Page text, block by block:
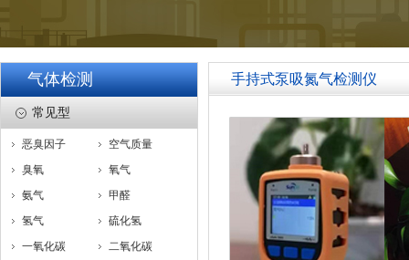
气体检测
常见型
恶臭因子
空气质量
臭氧
氧气
氨气
甲醛
氢气
硫化氢
一氧化碳
二氧化碳
手持式泵吸氮气检测仪